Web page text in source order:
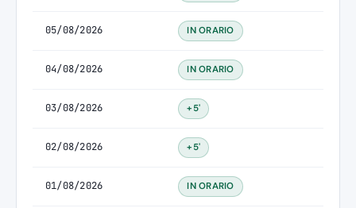
05/08/2026 IN ORARIO
04/08/2026 IN ORARIO
03/08/2026 +5'
02/08/2026 +5'
01/08/2026 IN ORARIO